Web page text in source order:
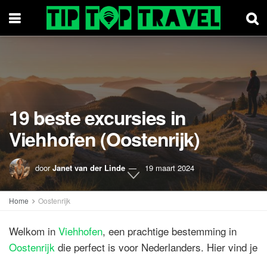
19 beste excursies in
Viehhofen (Oostenrijk)
door Janet van der Linde 19 maart 2024
Home Oostenrijk
Welkom in Viehhofen, een prachtige bestemming in
Oostenrijk die perfect is voor Nederlanders. Hier vind je